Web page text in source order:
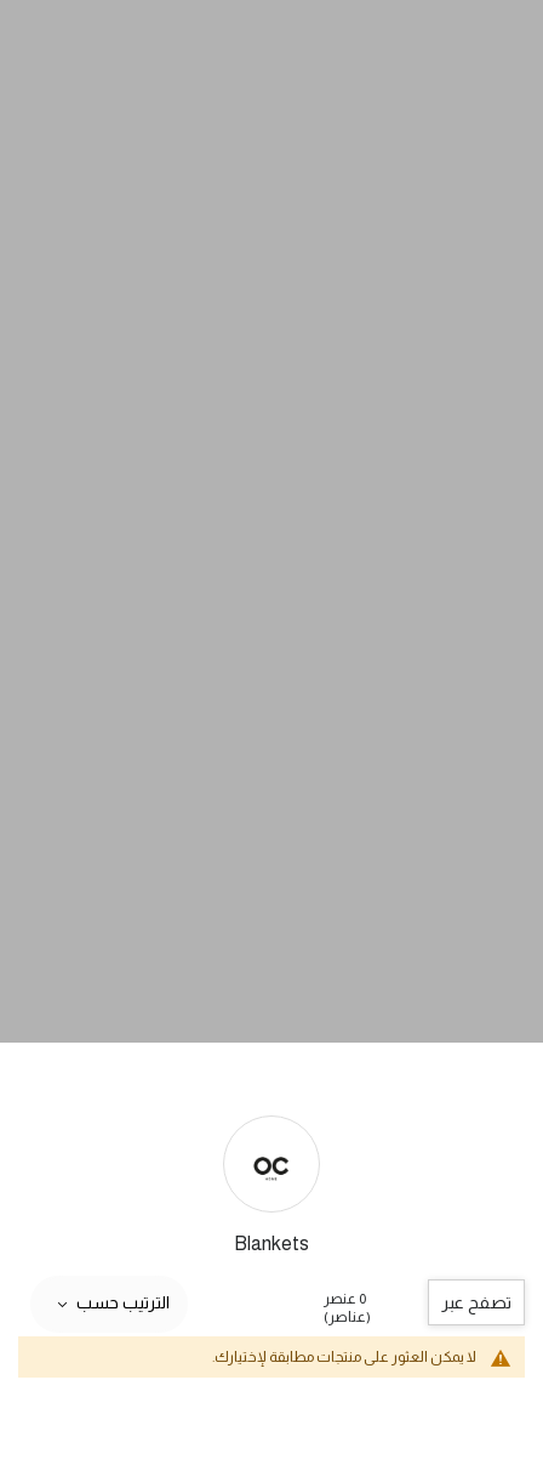
Blankets
تصفح عبر
0 عنصر
(عناصر)
الترتيب حسب
لا يمكن العثور على منتجات مطابقة لإختيارك.